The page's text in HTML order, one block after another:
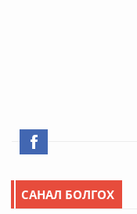
САНАЛ БОЛГОХ